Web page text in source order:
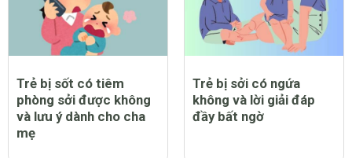
Trẻ bị sốt có tiêm
phòng sởi được không
và lưu ý dành cho cha
mẹ
Trẻ bị sởi có ngứa
không và lời giải đáp
đầy bất ngờ